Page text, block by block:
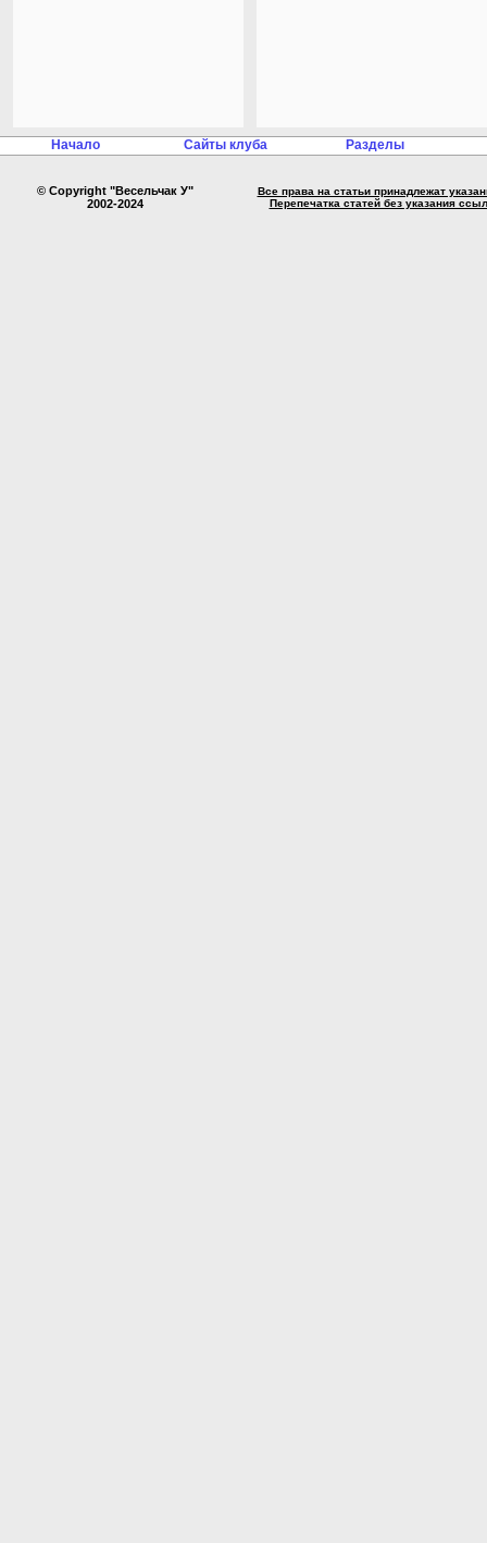
Начало Сайты клуба Разделы
© Copyright "Весельчак У"
2002-2024
Все права на статьи принадлежат
Перепечатка статей без указания